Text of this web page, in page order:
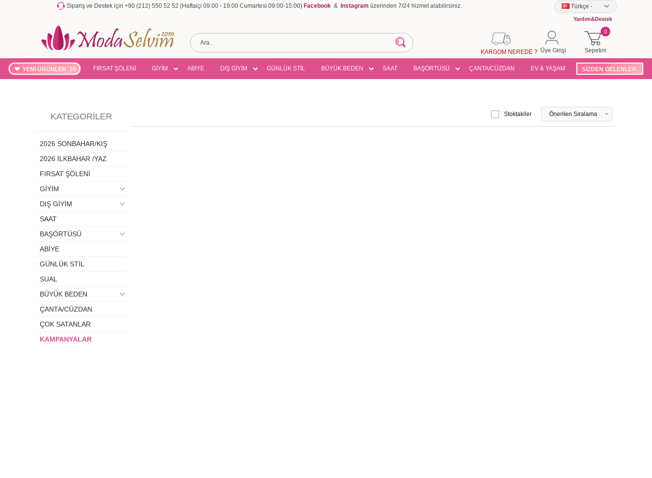
Sipariş ve Destek için +90 (212) 550 52 52 (Haftaiçi 09:00 - 19:00 Cumartesi 09:00-15:00) Facebook & Instagram üzerinden 7/24 hizmet alabilirsiniz. Türkçe -
Yardım&Destek
Sepetim
0
Üye Girişi
KARGOM NEREDE ?
YENİ ÜRÜNLER '26 FIRSAT ŞÖLENİ GİYİM ABİYE DIŞ GİYİM GÜNLÜK STİL BÜYÜK BEDEN SAAT BAŞÖRTÜSÜ ÇANTA/CÜZDAN EV & YAŞAM SİZDEN GELENLER
KATEGORILER
2026 SONBAHAR/KIŞ
2026 İLKBAHAR /YAZ
FIRSAT ŞÖLENİ
GİYİM
DIŞ GİYİM
SAAT
BAŞÖRTÜSÜ
ABİYE
GÜNLÜK STİL
SUAL
BÜYÜK BEDEN
ÇANTA/CÜZDAN
ÇOK SATANLAR
KAMPANYALAR
Stoktakiler